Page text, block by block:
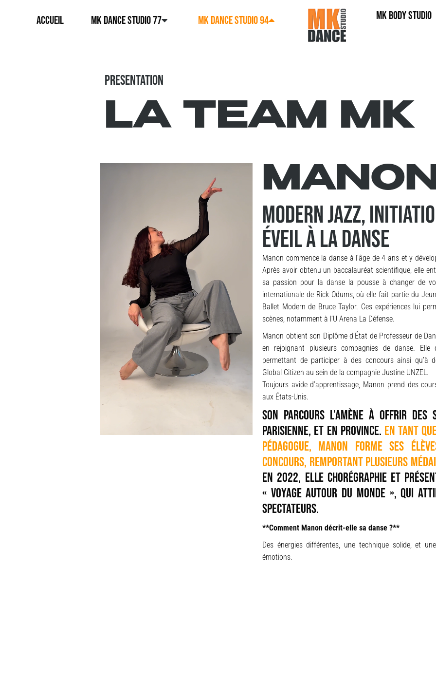
ACCUEIL MK DANCE STUDIO 77 MK DANCE STUDIO 94 MK BODY STUDIO
PRESENTATION
LA TEAM MK
Modern Jazz,
éVEIL À LA DANSE
Manon commence la danse à l’âge de 4 ans et y
Après avoir obtenu un baccalauréat scientifique, elle
sa passion pour la danse la pousse à changer de
internationale de Rick Odums, où elle fait partie du
Ballet Modern de Bruce Taylor. Ces expériences lui
scènes, notamment à l’U Arena La Défense.
Manon obtient son Diplôme d’État de Professeur de
en rejoignant plusieurs compagnies de danse. Elle
permettant de participer à des concours ainsi qu’à
Global Citizen au sein de la compagnie Justine UNZEL.
Toujours avide d’apprentissage, Manon prend des
aux États-Unis.
Son parcours l’amène à offrir des
parisienne, et en province. En tant
pédagogue, Manon forme ses
concours, remportant plusieurs
En 2022, elle chorégraphie et
« Voyage autour du monde », qui
spectateurs.
**Comment Manon décrit-elle sa danse ?**
Des énergies différentes, une technique solide, et
émotions.